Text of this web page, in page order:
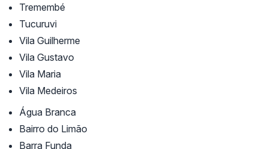
Tremembé
Tucuruvi
Vila Guilherme
Vila Gustavo
Vila Maria
Vila Medeiros
Água Branca
Bairro do Limão
Barra Funda